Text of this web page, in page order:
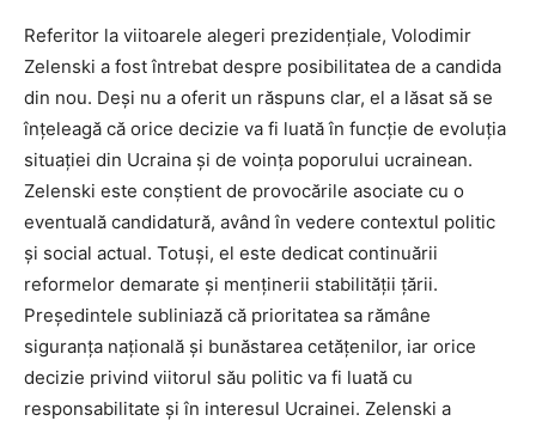
Referitor la viitoarele alegeri prezidențiale, Volodimir
Zelenski a fost întrebat despre posibilitatea de a candida
din nou. Deși nu a oferit un răspuns clar, el a lăsat să se
înțeleagă că orice decizie va fi luată în funcție de evoluția
situației din Ucraina și de voința poporului ucrainean.
Zelenski este conștient de provocările asociate cu o
eventuală candidatură, având în vedere contextul politic
și social actual. Totuși, el este dedicat continuării
reformelor demarate și menținerii stabilității țării.
Președintele subliniază că prioritatea sa rămâne
siguranța națională și bunăstarea cetățenilor, iar orice
decizie privind viitorul său politic va fi luată cu
responsabilitate și în interesul Ucrainei. Zelenski a